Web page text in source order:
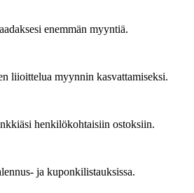
enemmän myyntiä.
liioittelua myynnin kasvattamiseksi.
henkilökohtaisiin ostoksiin.
ja kuponkilistauksissa.